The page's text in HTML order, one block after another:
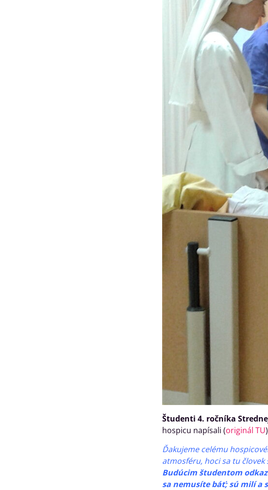
Študenti 4. ročníka
hospicu napísali (originál TU
Ďakujeme celému
atmosféru, hoci sa tu
Budúcim študentom
sa nemusíte báť; sú milí a